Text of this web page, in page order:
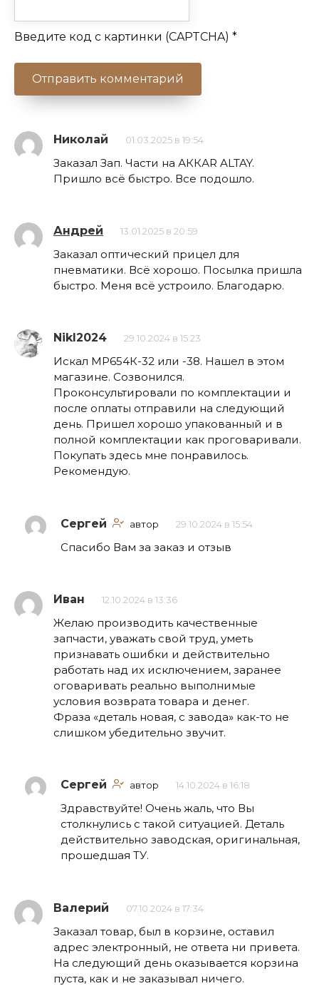
Введите код с картинки (CAPTCHA) *
Николай 01.03.2025 в 19:54
Заказал Зап. Части на АККАR ALTAY.
Пришло всё быстро. Все подошло.
Андрей 13.01.2025 в 20:59
Заказал оптический прицел для
пневматики. Всё хорошо. Посылка пришла
быстро. Меня всё устроило. Благодарю.
NikI2024 29.10.2024 в 15:23
Искал МР654К-32 или -38. Нашел в этом
магазине. Созвонился.
Проконсультировали по комплектации и
после оплаты отправили на следующий
день. Пришел хорошо упакованный и в
полной комплектации как проговаривали.
Покупать здесь мне понравилось.
Рекомендую.
Сергей автор 29.10.2024 в 15:54
Спасибо Вам за заказ и отзыв
Иван 12.10.2024 в 13:36
Желаю производить качественные
запчасти, уважать свой труд, уметь
признавать ошибки и действительно
работать над их исключением, заранее
оговаривать реально выполнимые
условия возврата товара и денег.
Фраза «деталь новая, с завода» как-то не
слишком убедительно звучит.
Сергей автор 14.10.2024 в 16:18
Здравствуйте! Очень жаль, что Вы
столкнулись с такой ситуацией. Деталь
действительно заводская, оригинальная,
прошедшая ТУ.
Валерий 07.10.2024 в 17:34
Заказал товар, был в корзине, оставил
адрес электронный, не ответа ни привета.
На следующий день оказывается корзина
пуста, как и не заказывал ничего.